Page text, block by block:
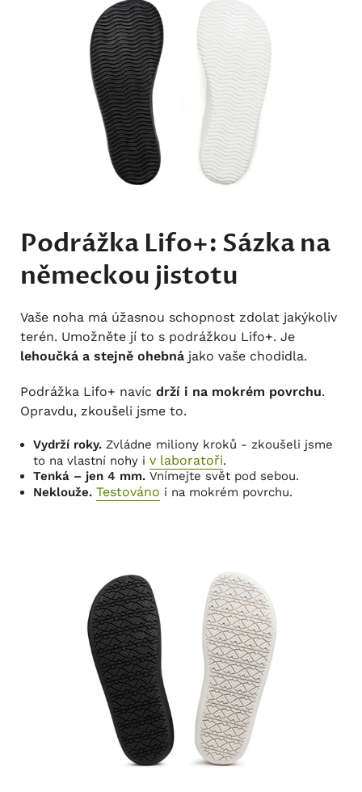
Podrážka Lifo+: Sázka na
německou jistotu
Vaše noha má úžasnou schopnost zdolat jakýkoliv
terén. Umožněte jí to s podrážkou Lifo+. Je
lehoučká a stejně ohebná jako vaše chodidla.
Podrážka Lifo+ navíc drží i na mokrém povrchu.
Opravdu, zkoušeli jsme to.
Vydrží roky. Zvládne miliony kroků - zkoušeli jsme
to na vlastní nohy i v laboratoři.
Tenká – jen 4 mm. Vnímejte svět pod sebou.
Neklouže. Testováno i na mokrém povrchu.